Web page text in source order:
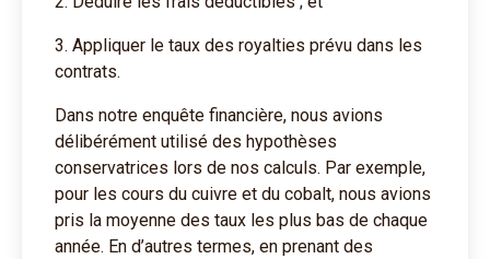
3. Appliquer le taux des royalties prévu dans les
contrats.
Dans notre enquête financière, nous avions
délibérément utilisé des hypothèses
conservatrices lors de nos calculs. Par exemple,
pour les cours du cuivre et du cobalt, nous avions
pris la moyenne des taux les plus bas de chaque
année. En d’autres termes, en prenant des